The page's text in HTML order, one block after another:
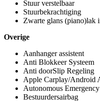
Stuur verstelbaar
Stuurbekrachtiging
Zwarte glans (piano)lak
Overige
Aanhanger assistent
Anti Blokkeer Systeem
Anti doorSlip Regeling
Apple Carplay/Android
Autonomous
Bestuurdersairbag